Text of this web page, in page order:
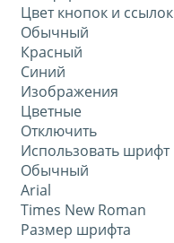
Цвет кнопок и ссылок
Обычный
Красный
Синий
Изображения
Цветные
Отключить
Использовать шрифт
Обычный
Arial
Times New Roman
Размер шрифта